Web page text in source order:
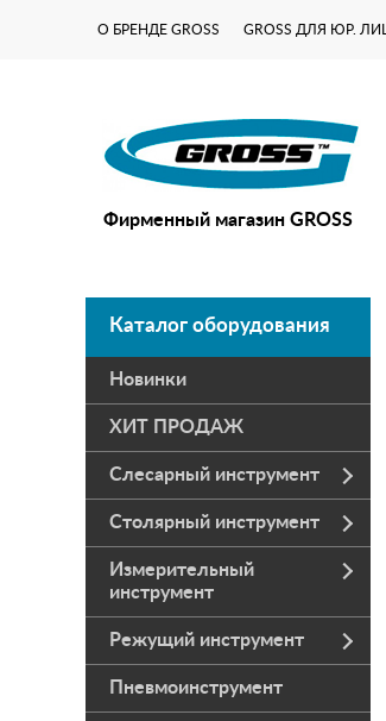
О БРЕНДЕ GROSS GROSS ДЛЯ ЮР. ЛИЦ
Фирменный магазин GROSS
Каталог оборудования
Новинки
ХИТ ПРОДАЖ
Слесарный инструмент
Столярный инструмент
Измерительный
инструмент
Режущий инструмент
Пневмоинструмент